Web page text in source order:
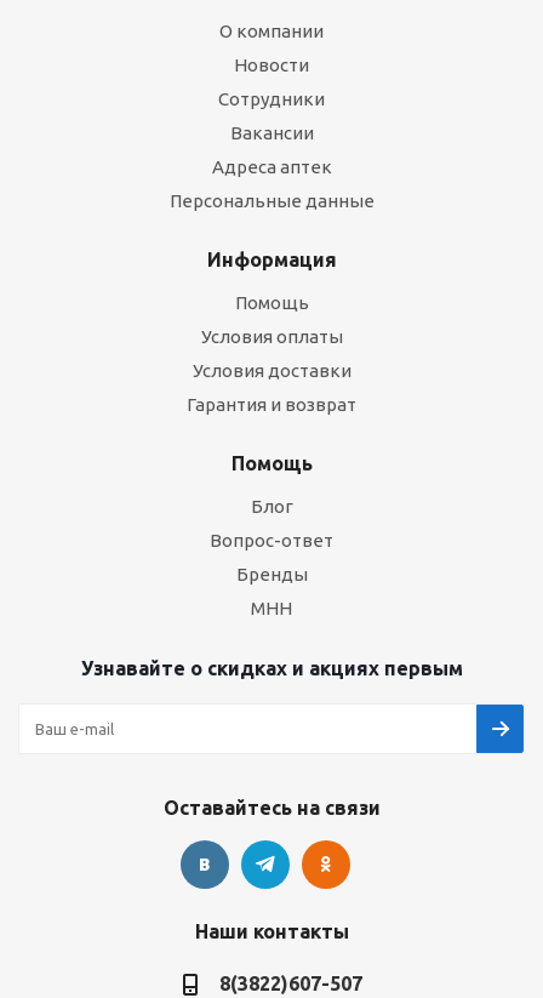
О компании
Новости
Сотрудники
Вакансии
Адреса аптек
Персональные данные
Информация
Помощь
Условия оплаты
Условия доставки
Гарантия и возврат
Помощь
Блог
Вопрос-ответ
Бренды
МНН
Узнавайте о скидках и акциях первым
Оставайтесь на связи
Наши контакты
8(3822)607-507